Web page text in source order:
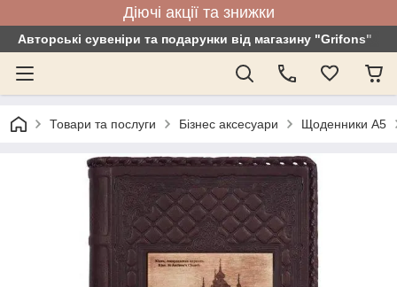
Діючі акції та знижки
Авторські сувеніри та подарунки від магазину "Grifons"
Товари та послуги Бізнес аксесуари Щоденники А5